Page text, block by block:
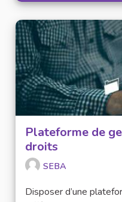
Plateforme de
droits
SEBA
Disposer d’une